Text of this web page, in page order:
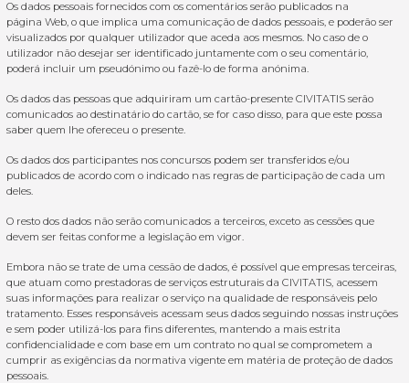
Os dados pessoais fornecidos com os comentários serão publicados na
página Web, o que implica uma comunicação de dados pessoais, e poderão ser
visualizados por qualquer utilizador que aceda aos mesmos. No caso de o
utilizador não desejar ser identificado juntamente com o seu comentário,
poderá incluir um pseudónimo ou fazê-lo de forma anónima.
Os dados das pessoas que adquiriram um cartão-presente CIVITATIS serão
comunicados ao destinatário do cartão, se for caso disso, para que este possa
saber quem lhe ofereceu o presente.
Os dados dos participantes nos concursos podem ser transferidos e/ou
publicados de acordo com o indicado nas regras de participação de cada um
deles.
O resto dos dados não serão comunicados a terceiros, exceto as cessões que
devem ser feitas conforme a legislação em vigor.
Embora não se trate de uma cessão de dados, é possível que empresas terceiras,
que atuam como prestadoras de serviços estruturais da CIVITATIS, acessem
suas informações para realizar o serviço na qualidade de responsáveis pelo
tratamento. Esses responsáveis acessam seus dados seguindo nossas instruções
e sem poder utilizá-los para fins diferentes, mantendo a mais estrita
confidencialidade e com base em um contrato no qual se comprometem a
cumprir as exigências da normativa vigente em matéria de proteção de dados
pessoais.